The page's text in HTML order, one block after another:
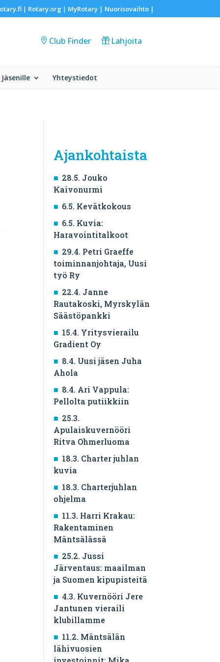
| Rotary.org | MyRotary | Nuorisovaihto|
Club Finder Lahjoita
Jäsenille Yhteystiedot
Ajankohtaista
28.5. Jouko
Kaivonurmi
6.5. Kevätkokous
6.5. Kuvia:
Haravointitalkoot
29.4. Petri Graeffe
toiminnanjohtaja, Uusi
työ Ry
22.4. Janne
Rautakoski, Myrskylän
Säästöpankki
15.4. Yritysvierailu
Gradient Oy
8.4. Uusi jäsen Juha
Ahola
8.4. Ari Vappula:
Pellolta putiikkiin
25.3.
Apulaiskuvernööri
Ritva Ohmerluoma
18.3. Charter juhlan
kuvia
18.3. Charterjuhlan
ohjelma
11.3. Harri Krakau:
Rakentaminen
Mäntsälässä
25.2. Jussi
Järventaus: maailman
ja Suomen kipupisteitä
4.3. Kuvernööri Jere
Jantunen vieraili
klubillamme
11.2. Mäntsälän
lähivuosien